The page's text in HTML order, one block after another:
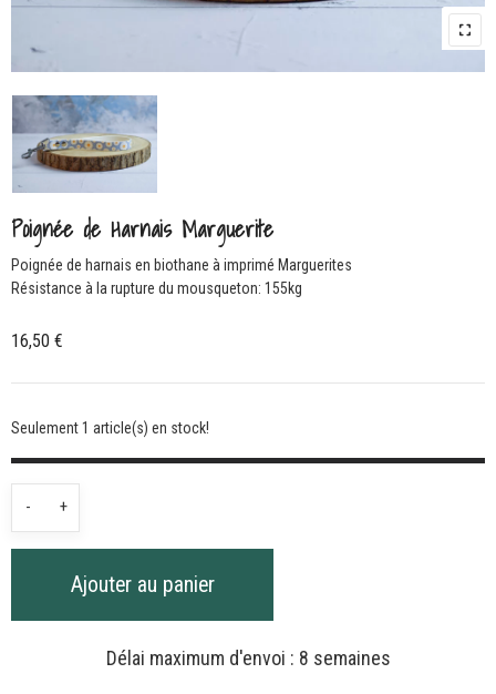
Poignée de Harnais Marguerite
Poignée de harnais en biothane à imprimé Marguerites
Résistance à la rupture du mousqueton: 155kg
16,50 €
Seulement 1 article(s) en stock!
-
quantité
de
Harnais
Marguerite
+
Ajouter au panier
Délai maximum d'envoi : 8 semaines